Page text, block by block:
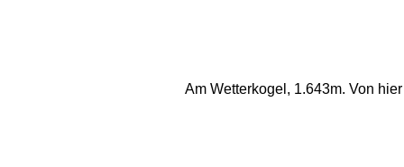
Am Wetterkogel, 1.643m. Von